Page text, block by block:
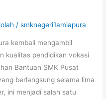
/smknegeri1amlapura
kembali mengambil
kualitas pendidikan vokasi
Bantuan SMK Pusat
berlangsung selama lima
ini menjadi salah satu